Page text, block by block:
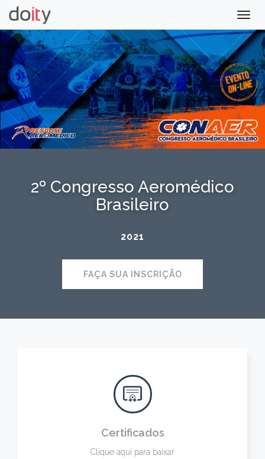
2º Congresso Aeromédico
Brasileiro
2021
FAÇA SUA INSCRIÇÃO
Certificados
Clique aqui para baixar